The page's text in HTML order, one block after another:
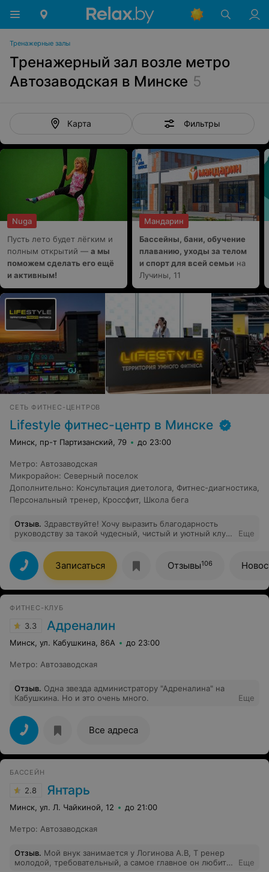
Тренажерные залы
Тренажерный зал возле метро
Автозаводская в Минске 5
Карта Фильтры
Nuga
Пусть лето будет лёгким и
полным открытий — а мы
поможем сделать его ещё
и активным!
Мандарин
Бассейны, бани, обучение
плаванию, уходы за телом
и спорт для всей семьи на
Лучины, 11
СЕТЬ ФИТНЕС-ЦЕНТРОВ
Lifestyle фитнес-центр в Минске
Минск, пр-т Партизанский, 79 до 23:00
Метро: Автозаводская
Микрорайон: Северный поселок
Дополнительно: Консультация диетолога Фитнес-диагностика
Персональный тренер
Кроссфит, Школа бега
Отзыв. Здравствуйте! Хочу выразить благодарность
руководству за такой чудесный, чистый и уютный клуб.
тренерский состав подобран изумительно. Очень
грамотные и внимательные тренера, заряжают
настроением и энергией. Отдельное спасибо
Анастасии Макеевой - она просто любовь.))
Еще
Записаться Отзывы106
ФИТНЕС-КЛУБ
3.3 Адреналин
Минск, ул. Кабушкина, 86А до 23:00
Метро: Автозаводская
Отзыв. Одна звезда администратору "Адреналина" на
Кабушкина. Но и это очень много.
Еще
Все адреса
БАССЕЙН
2.8 Янтарь
Минск, ул. Л. Чайкиной, 12 до 21:00
Метро: Автозаводская
Отзыв. Мой внук занимается у Логинова А.В, Т ренер
молодой, требовательный, а самое главное он любит
Еще